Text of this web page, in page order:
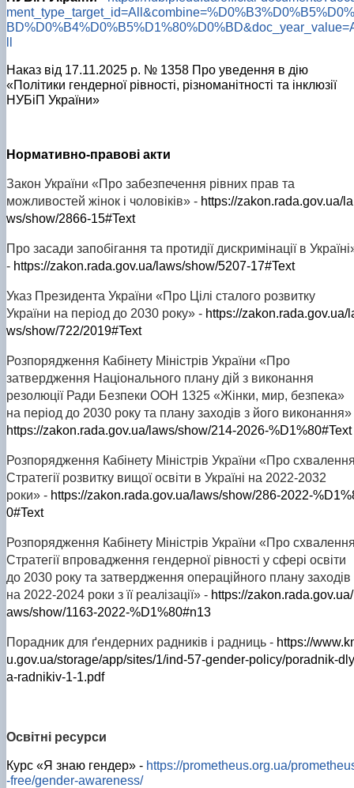
ment_type_target_id=All&combine=%D0%B3%D0%B5%D0%
Наказ від 17.11.2025 р. № 1358 Про уведення в дію
«Політики гендерної рівності, різноманітності та інклюзії
НУБіП України»
Нормативно-правові акти
Закон України «Про забезпечення рівних прав та
можливостей жінок і чоловіків» - https://zakon.rada.gov.ua/la
ws/show/2866-15#Text
Про засади запобігання та протидії дискримінації в
- https://zakon.rada.gov.ua/laws/show/5207-17#Text
Указ Президента України «Про Цілі сталого розвитку
України на період до 2030 року» - https://zakon.rada.gov.ua/
ws/show/722/2019#Text
Розпорядження Кабінету Міністрів України «Про
затвердження Національного плану дій з виконання
резолюції Ради Безпеки ООН 1325 «Жінки, мир, безпека»
на період до 2030 року та плану заходів з його виконання»
https://zakon.rada.gov.ua/laws/show/214-2026-%D1%80#Text
Розпорядження Кабінету Міністрів України «Про
Стратегії розвитку вищої освіти в Україні на 2022-2032
роки» - https://zakon.rada.gov.ua/laws/show/286-2022-
0#Text
Розпорядження Кабінету Міністрів України «Про
Стратегії впровадження гендерної рівності у сфері освіти
до 2030 року та затвердження операційного плану заходів
на 2022-2024 роки з її реалізації» - https://
aws/show/1163-2022-%D1%80#n13
Порадник для ґендерних радників і радниць - https://
u.gov.ua/storage/app/sites/1/ind-57-gender-policy/poradnik-dly
a-radnikiv-1-1.pdf
Освітні ресурси
Курс «Я знаю гендер» - https://prometheus.org.ua/
-free/gender-awareness/